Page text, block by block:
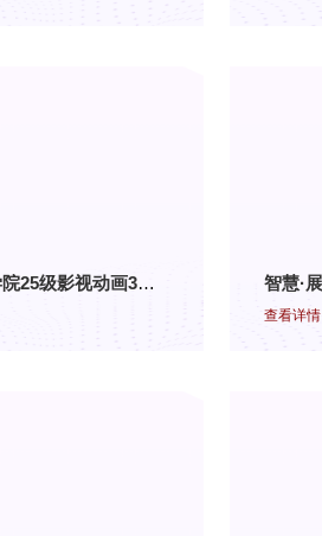
创意设计学院25级影视动画3班《动画运动规律》结课作品展（一）
查看详情